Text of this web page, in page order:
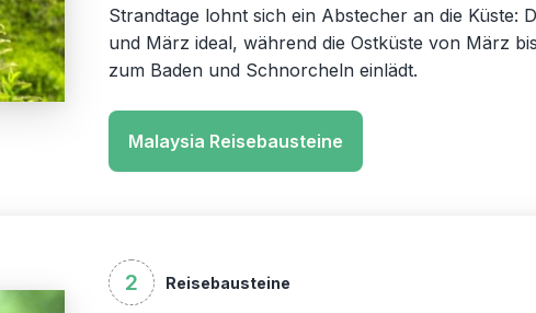
Strandtage lohnt sich ein Abstecher an die Küste:
und März ideal, während die Ostküste von März
zum Baden und Schnorcheln einlädt.
Malaysia Reisebausteine
2 Reisebausteine